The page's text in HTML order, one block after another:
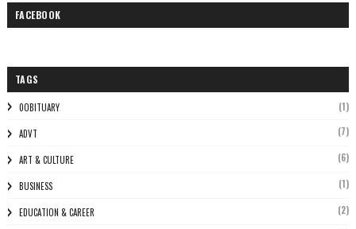
FACEBOOK
TAGS
0OBITUARY (1)
ADVT (7)
ART & CULTURE (6)
BUSINESS (1)
EDUCATION & CAREER (2)